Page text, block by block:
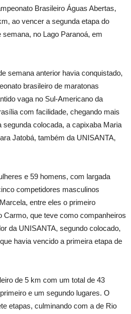
Brasileiro Águas Abertas,
ao vencer a segunda etapa do
no Lago Paranoá, em
semana anterior havia conquistado,
brasileiro de maratonas
vaga no Sul-Americano da
com facilidade, chegando mais
segunda colocada, a capixaba Maria
Jatobá, também da UNISANTA,
e 59 homens, com largada
competidores masculinos
entre eles o primeiro
Carmo, que teve como companheiros
da UNISANTA, segundo colocado,
havia vencido a primeira etapa de
de 5 km com um total de 43
e um segundo lugares. O
etapas, culminando com a de Rio